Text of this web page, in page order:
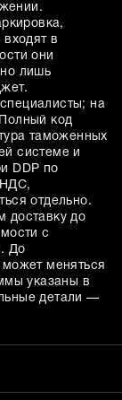
в
они
лишь
на
код
таможенных
системе и
DDP по
НДС,
отдельно.
доставку до
с
До
может меняться
указаны в
детали —